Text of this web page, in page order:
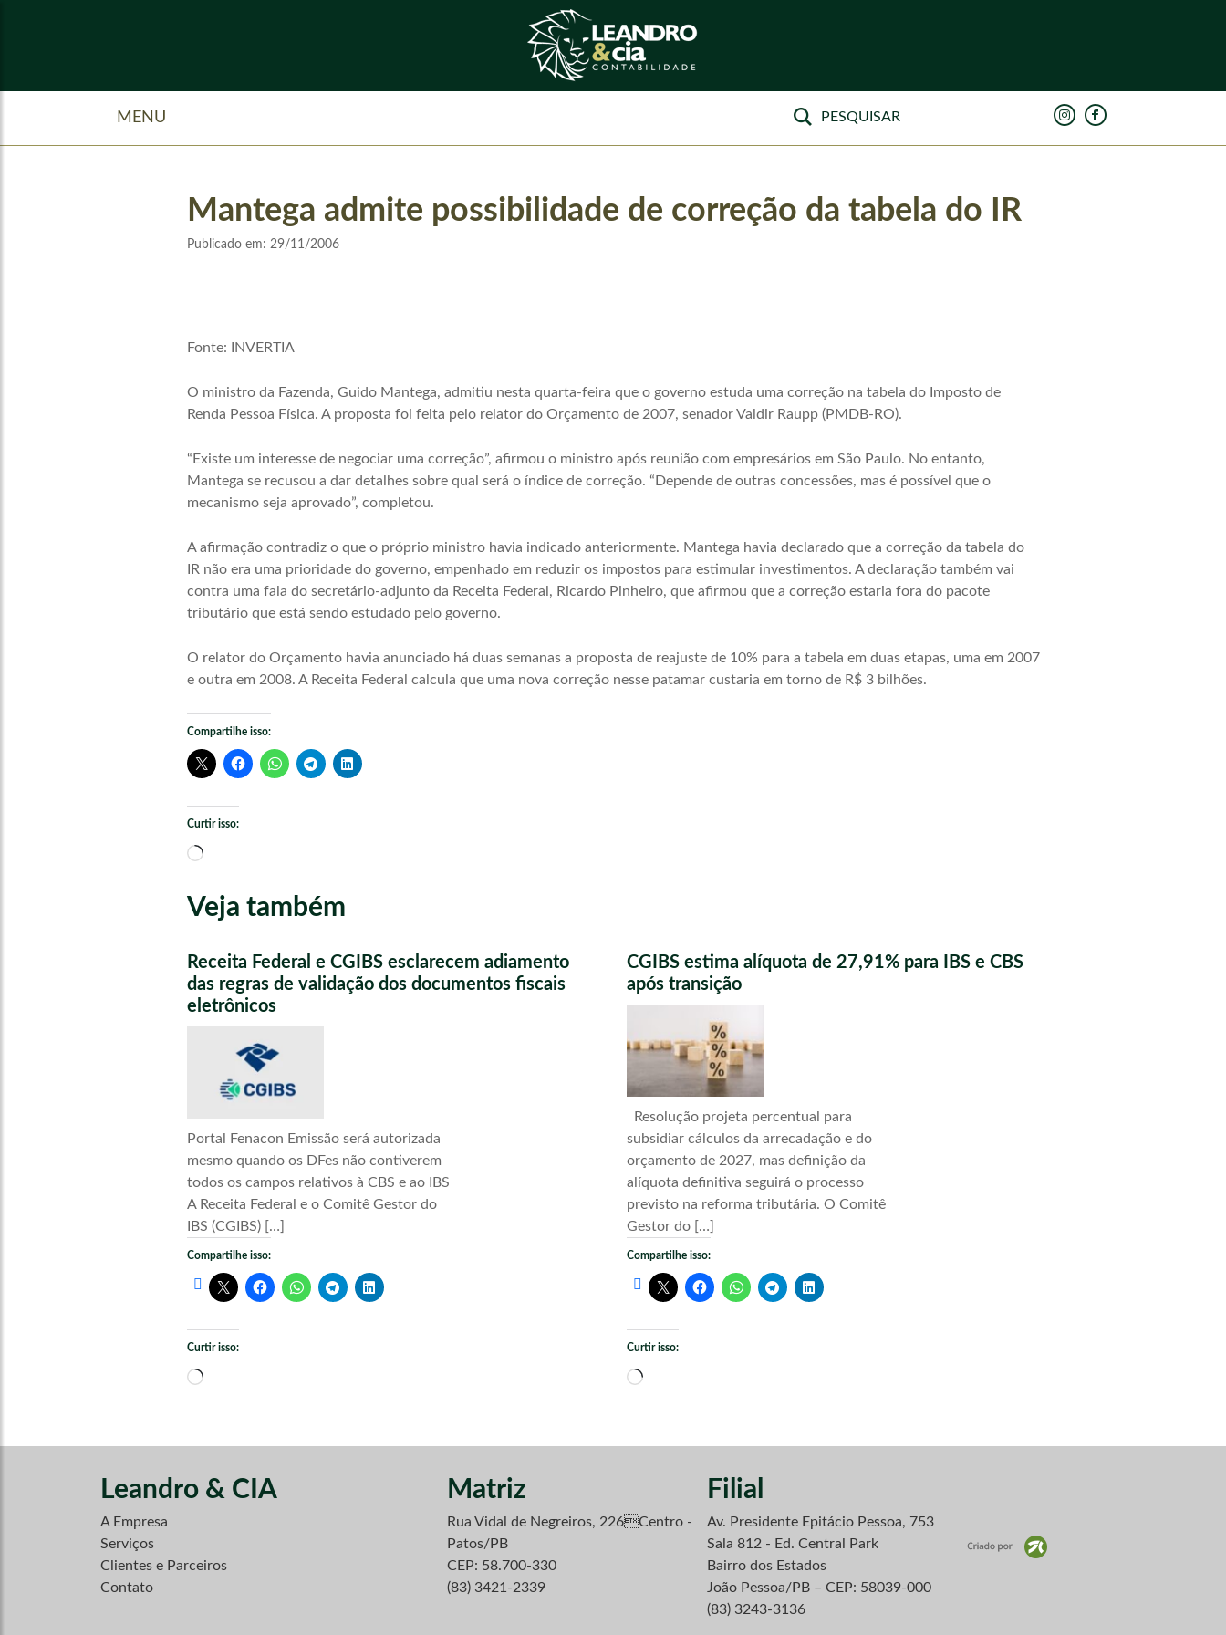
MENU
Mantega admite possibilidade de correção da tabela do IR
Publicado em: 29/11/2006
Fonte: INVERTIA
O ministro da Fazenda, Guido Mantega, admitiu nesta quarta-feira que o governo estuda uma correção na tabela do Imposto de
Renda Pessoa Física. A proposta foi feita pelo relator do Orçamento de 2007, senador Valdir Raupp (PMDB-RO).
“Existe um interesse de negociar uma correção”, afirmou o ministro após reunião com empresários em São Paulo. No entanto,
Mantega se recusou a dar detalhes sobre qual será o índice de correção. “Depende de outras concessões, mas é possível que o
mecanismo seja aprovado”, completou.
A afirmação contradiz o que o próprio ministro havia indicado anteriormente. Mantega havia declarado que a correção da tabela do
IR não era uma prioridade do governo, empenhado em reduzir os impostos para estimular investimentos. A declaração também vai
contra uma fala do secretário-adjunto da Receita Federal, Ricardo Pinheiro, que afirmou que a correção estaria fora do pacote
tributário que está sendo estudado pelo governo.
O relator do Orçamento havia anunciado há duas semanas a proposta de reajuste de 10% para a tabela em duas etapas, uma em 2007
e outra em 2008. A Receita Federal calcula que uma nova correção nesse patamar custaria em torno de R$ 3 bilhões.
Compartilhe isso:
Curtir isso:
Carregando...
Veja também
Receita Federal e CGIBS esclarecem adiamento
das regras de validação dos documentos fiscais
eletrônicos
Portal Fenacon Emissão será autorizada
mesmo quando os DFes não contiverem
todos os campos relativos à CBS e ao IBS
A Receita Federal e o Comitê Gestor do
IBS (CGIBS) […]
Compartilhe isso:
Curtir isso:
Carregando...
CGIBS estima alíquota de 27,91% para IBS e CBS
após transição
Resolução projeta percentual para
subsidiar cálculos da arrecadação e do
orçamento de 2027, mas definição da
alíquota definitiva seguirá o processo
previsto na reforma tributária. O Comitê
Gestor do […]
Compartilhe isso:
Curtir isso:
Carregando...
Leandro & CIA
A Empresa
Serviços
Clientes e Parceiros
Contato
Matriz
Rua Vidal de Negreiros, 226Centro -
Patos/PB
CEP: 58.700-330
(83) 3421-2339
Filial
Av. Presidente Epitácio Pessoa, 753
Sala 812 - Ed. Central Park
Bairro dos Estados
João Pessoa/PB – CEP: 58039-000
(83) 3243-3136